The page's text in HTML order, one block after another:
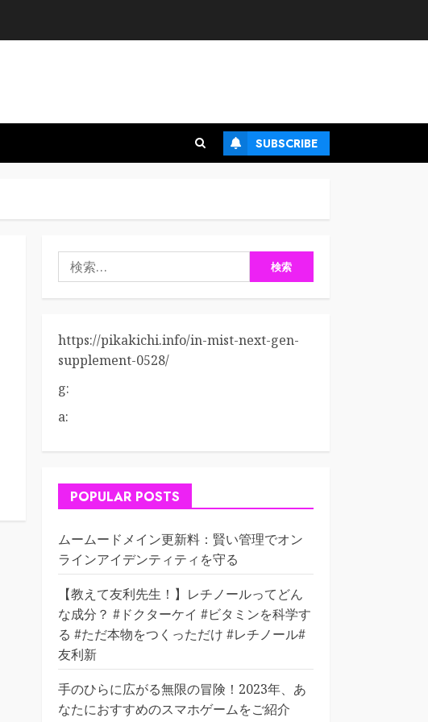
SUBSCRIBE
検
索:
https://pikakichi.info/in-mist-next-gen-
supplement-0528/
g:
a:
POPULAR POSTS
ムームードメイン更新料：賢い管理でオン
ラインアイデンティティを守る
【教えて友利先生！】レチノールってどん
な成分？ #ドクターケイ #ビタミンを科学す
る #ただ本物をつくっただけ #レチノール#
友利新
手のひらに広がる無限の冒険！2023年、あ
なたにおすすめのスマホゲームをご紹介